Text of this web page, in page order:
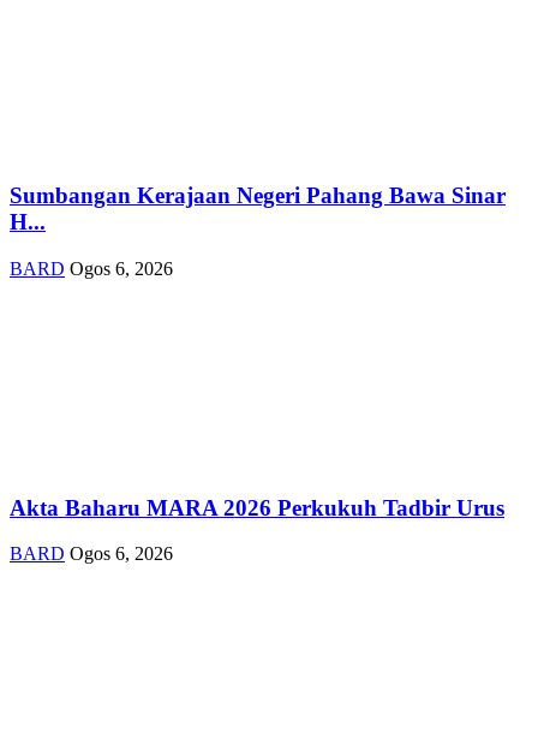
Sumbangan Kerajaan Negeri Pahang Bawa Sinar
H...
BARD Ogos 6, 2026
Akta Baharu MARA 2026 Perkukuh Tadbir Urus
BARD Ogos 6, 2026